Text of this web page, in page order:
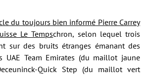
du toujours bien informé Pierre Carrey
Le Tempschron, selon lequel trois
sur des bruits étranges émanant des
UAE Team Emirates (du maillot jaune
Quick Step (du maillot vert